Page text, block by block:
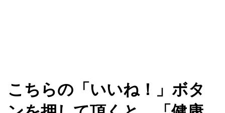
こちらの「いいね！」ボタ